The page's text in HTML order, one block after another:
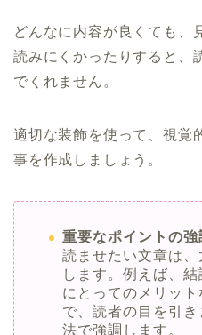
どんなに内容が良くても、
読みにくかったりすると、
でくれません。
適切な装飾を使って、視覚
事を作成しましょう。
重要なポイントの強
読ませたい文章は
します。例えば、
にとってのメリッ
で、読者の目を引
法で強調します。